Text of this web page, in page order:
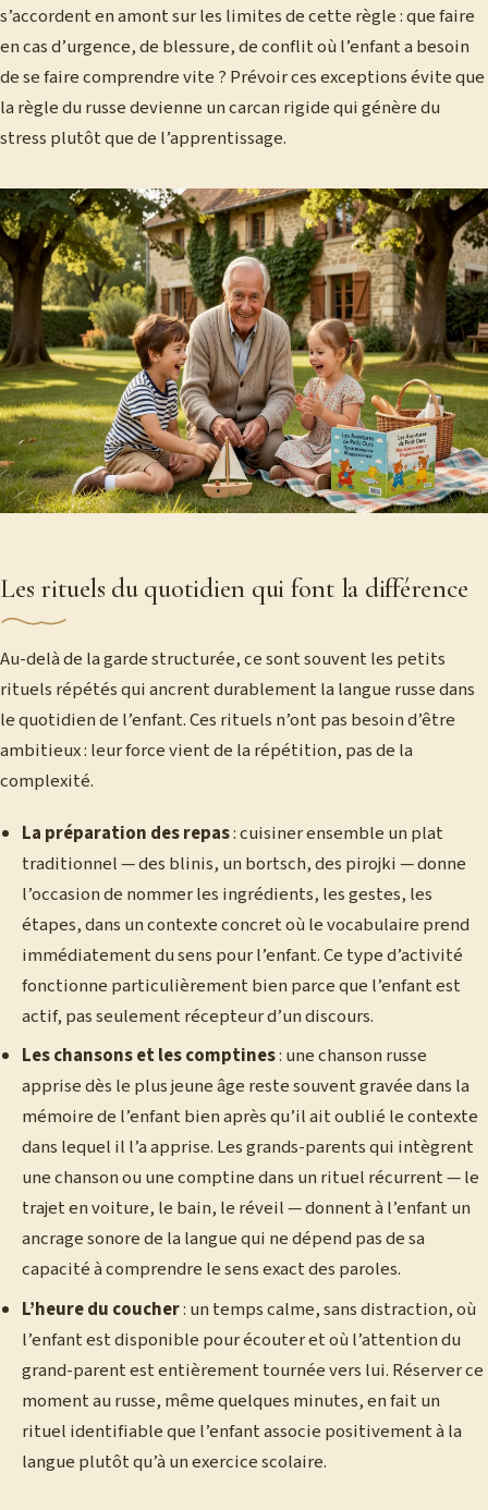
s’accordent en amont sur les limites de cette règle : que faire
en cas d’urgence, de blessure, de conflit où l’enfant a besoin
de se faire comprendre vite ? Prévoir ces exceptions évite que
la règle du russe devienne un carcan rigide qui génère du
stress plutôt que de l’apprentissage.
Les rituels du quotidien qui font la différence
Au-delà de la garde structurée, ce sont souvent les petits
rituels répétés qui ancrent durablement la langue russe dans
le quotidien de l’enfant. Ces rituels n’ont pas besoin d’être
ambitieux : leur force vient de la répétition, pas de la
complexité.
La préparation des repas: cuisiner ensemble un plat
traditionnel — des blinis, un bortsch, des pirojki — donne
l’occasion de nommer les ingrédients, les gestes, les
étapes, dans un contexte concret où le vocabulaire prend
immédiatement du sens pour l’enfant. Ce type d’activité
fonctionne particulièrement bien parce que l’enfant est
actif, pas seulement récepteur d’un discours.
Les chansons et les comptines: une chanson russe
apprise dès le plus jeune âge reste souvent gravée dans la
mémoire de l’enfant bien après qu’il ait oublié le contexte
dans lequel il l’a apprise. Les grands-parents qui intègrent
une chanson ou une comptine dans un rituel récurrent — le
trajet en voiture, le bain, le réveil — donnent à l’enfant un
ancrage sonore de la langue qui ne dépend pas de sa
capacité à comprendre le sens exact des paroles.
L’heure du coucher: un temps calme, sans distraction, où
l’enfant est disponible pour écouter et où l’attention du
grand-parent est entièrement tournée vers lui. Réserver ce
moment au russe, même quelques minutes, en fait un
rituel identifiable que l’enfant associe positivement à la
langue plutôt qu’à un exercice scolaire.